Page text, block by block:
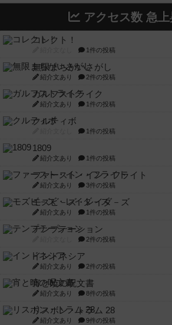
アクセス数 急上
コレクト！
1件の投稿
無限まちがいさがし
紹介文あり 2件の投稿
ガルフストライク
紹介文あり 1件の投稿
クルティボ
1件の投稿
1809
紹介文あり 1件の投稿
ファースト・イン・フライト
紹介文あり 3件の投稿
モズビ－ズ・レイダ－ズ
紹介文あり 1件の投稿
テンプテーション
2件の投稿
インドネシア
紹介文あり 2件の投稿
宵と暁の呪文書
紹介文あり 8件の投稿
リスボン・トラム 28
紹介文あり 9件の投稿